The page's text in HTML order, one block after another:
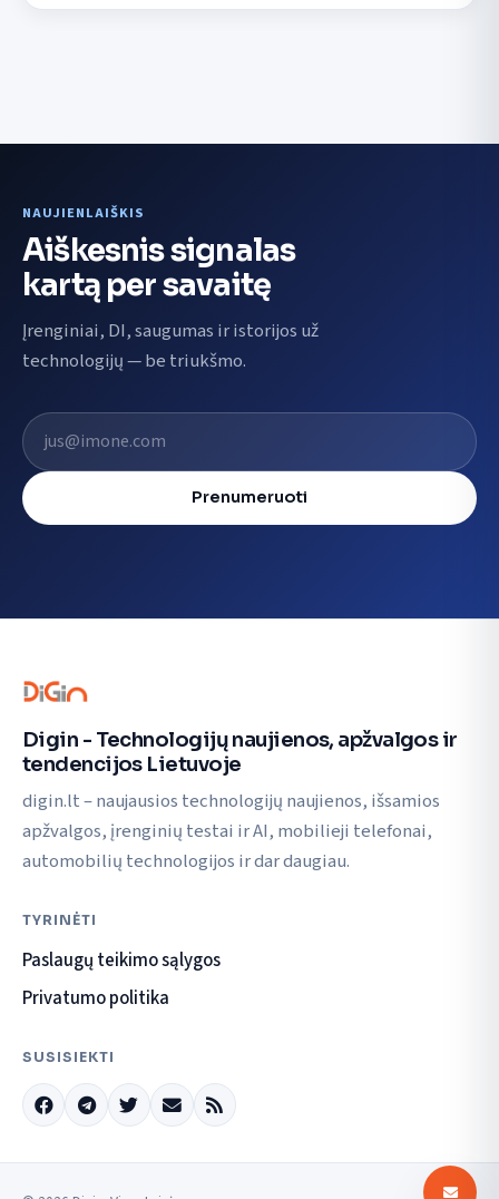
NAUJIENLAIŠKIS
Aiškesnis signalas
kartą per savaitę
Įrenginiai, DI, saugumas ir istorijos už
technologijų — be triukšmo.
El. pašto adresas
Prenumeruoti
Digin - Technologijų naujienos, apžvalgos ir
tendencijos Lietuvoje
digin.lt – naujausios technologijų naujienos, išsamios
apžvalgos, įrenginių testai ir AI, mobilieji telefonai,
automobilių technologijos ir dar daugiau.
TYRINĖTI
Paslaugų teikimo sąlygos
Privatumo politika
SUSISIEKTI